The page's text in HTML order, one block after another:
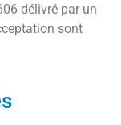
délivré par un
sont